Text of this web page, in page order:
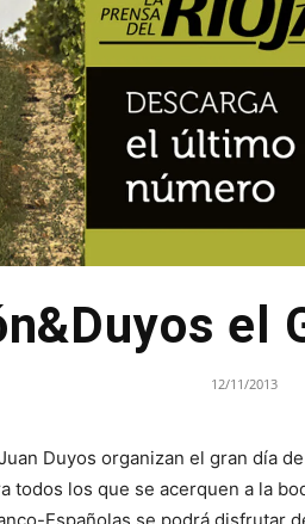
el
12/11/2013
Duyos organizan el gran día
todos los que se acerquen a la